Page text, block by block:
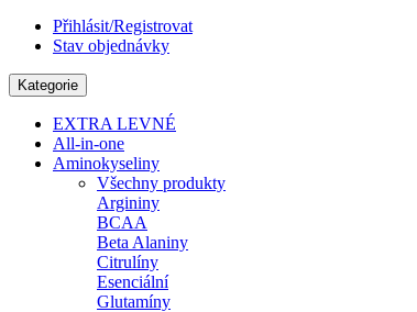
Přihlásit/Registrovat
Stav objednávky
Kategorie
EXTRA LEVNÉ
All-in-one
Aminokyseliny
Všechny produkty
Argininy
BCAA
Beta Alaniny
Citrulíny
Esenciální
Glutamíny